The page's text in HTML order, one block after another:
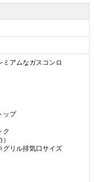
アムなガスコンロ
ップ
ク
リル排気口サイズ